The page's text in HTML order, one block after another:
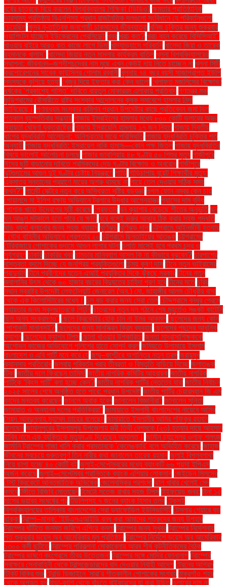
বর্ষের ছাত্রকে বিয়ে করলেন বিশ্ববিদ্যালয় শিক্ষিকা (ভিডিও) ক্ষমতার প্রাতিষ্ঠানিক
ভারসাম্য প্রতিষ্ঠায় বিএনপিসহ প্রধান রাজনৈতিক দলগুলো সংবিধানে যে পরিবর্তনগুলো
চেয়েছিল ক্ষুদ্র নৃ-তাত্বিক জনগোষ্ঠী চাকমাদের জীবনযাত্রা খনিজ চুক্তির জন্য শুক্রবার
ওয়াশিংটন যাচ্ছেন ইউক্রেনের প্রেসিডেন্ট খবর খরচ কত? খরচ বহন করেছে বিসিসিআই"
খাওয়ার বাইরে আরও কত কাজে লাগে ডিম! খাদ্যাভ্যাসে পরিবর্তন খালেদা জিয়া ও তারেক
রহমানকে খালাস'' খালেদা জিয়ার নতুন মামলার কার্যক্রম বাতিল খুলনা বিশ্ববিদ্যালয়ের
স্থাপনা: জীবনানন্দ–জগদীশচন্দ্রের নাম মুছে এখন কেউই দায় নিতে চাচ্ছেন না খুলনা সিটি
করপোরেশনের সাবেক কাউন্সিলর গোলাম রব্বানী খুলনায় ৭৪ বছর বয়সী সাজাপ্রাপ্ত ইউপি
সদস্যকে কুপিয়ে হত্যা খেজুর দিয়ে ইফতার করা কেন ভালো খেলাফত মজলিসের বিক্ষোভ:
ধর্ষকের ‘প্রকাশ্যে শাস্তি’ দাবিতে বায়তুল মোকাররম এলাকায় প্রতিবাদ গণতন্ত্র মঞ্চ
কুড়িগ্রামের রৌমারীতে রাষ্ট্র সংস্কার আন্দোলনের কৃষক সমাবেশে হামলার নিন্দা
জানিয়েছে। গণমাধ্যম সংস্কার কমিশন প্রধান উপদেষ্টার কাছে প্রতিবেদন জমা দিল
গতকাল বৃহস্পতিবার সন্ধ্যায় গাজায় ইসরাইলের হামলার মধ্যে ৮০০ কোটি ডলারের অস্ত্র
সহায়তা ঘোষণা যুক্তরাষ্ট্রের গাজায় ইসরায়েলি হামলায় ১৭ জন নিহত গাজায় দ্বিতীয়
ধাপের যুদ্ধবিরতি আলোচনা: অনিশ্চয়তার মাঝে পরিস্থিতি গাজায় যুদ্ধবিরতি চুক্তির শর্ত
অনুযায়ী গাজায় যুদ্ধবিরতি: ইসরায়েল নাকি হামাস—কোন পক্ষ জিতল গাজায় যুদ্ধবিরতির
বিষয়ে ভালোই আলোচনা চলছে গাজার জাবালিয়ায় ৪৮ ঘণ্টায় ৫০ শিশুর মৃত্যু গাজীপুরে
ঈদের ছুটি বাড়ানোর দাবিতে শ্রমিকদের দেড় ঘণ্টার বিক্ষোভ ও অবরোধ গাজীপুরে
ঝুটগুদামের আগুন দুই ঘণ্টার চেষ্টায় নিয়ন্ত্রণে গাড়ি গাড়িচাপায় বুয়েট শিক্ষার্থীর মৃত্যু:
একমাত্র সন্তানের প্রয়াণে মায়ের অশ্রু থামছে না গায়ে তেল দেওয়ার সঠিক সময়
কখন?" গার্মেন্ট সেক্টরে নতুন করে অস্থিরতা সৃষ্টির ষড়যন্ত্র গুগল ফোন নম্বর কেন চায়
গোয়ালন্দে মা ইলিশ রক্ষায় অভিযানে ট্রলারে উদ্ধার আগ্নেয়াস্ত্র গ্যাসের দাম বৃদ্ধি
পোশাক খাতে উদ্বেগের সৃষ্টি করেছে গ্রেফতার ঘন কুয়াশায় বেড়েছে শীতের অনুভূতি ঘন
ঘন আঙুল মটকালে হতে পারে যে ক্ষতি ঘরে বসেই ভ্রুর আকার ঠিক করার সহজ পদ্ধতি
ঘাড় ব্যথা কমানোর জন্য সহজ ব্যায়াম ঘূর্ণিঝড় ঘূর্ণিঝড় দানা চট্টগ্রামে আইনজীবী হত্যায়
: যৌথ বাহিনীর অভিযানে গ্রেপ্তার ২০ চট্টগ্রামে ছিনতাইয়ের আতঙ্ক চট্টগ্রামের
টেরিবাজারে পোশাকের গুদামে আগুন লাগার ঘটনা চলতি মাসেই হবে প্রথম চন্দ্র ও
সূর্যগ্রহণ চাকরি চাকরির খবর চামড়ার মানিব্যাগ আসল কি না কীভাবে বুঝবেন? চারপাশের
বাস্তবতা বদলে দিচ্ছে যে জনপ্রিয় প্রযুক্তিগুলো চিন্ময় কৃষ্ণ দাস চীনে নতুন ভাইরাসের
প্রাদুর্ভাব চীনে প্রবীণদের যত্নে এআই প্রযুক্তির দিকে ঝুঁকছে সরকার চীনের নতুন
জ্বালানির উৎস থেকে ৬০ হাজার বছরের বিদ্যুতের চাহিদা পূরণ হবে চীনের মতে চুরির
স্থান স্বরাষ্ট্র উপদেষ্টা লেফটেন্যান্ট জেনারেল (অব.) মো. জাহাঙ্গীর আলম চৌধুরীর বাসা
থেকে এক কিলোমিটারের মধ্যে। চুল বড় করার জন্য সেরা তেল চৌদ্দগ্রামে বন্ধুর প্রেমে
সহায়তার জন্য স্কুলছাত্রকে পিটুনি ছাত্রদের নতুন দল গঠনে শেষ মুহূর্তেও সঙ্কট কাটেনি
ছিল অন্য সংক্রমণও" ছেলে ক্রিকেটার হোক চান না উমর আকমল ছেলেদের জন্য কোন
পোশাকটি মানানসই? ছেলেদের জন্য সানস্ক্রিন ক্রিম ব্যবহার ছেলেদের পছন্দের আধুনিক
ফ্যাশন ছেলেদের ফ্যাশন টিপস ছোলা খাওয়ার উপকারিতা জনতা মাদ্রাসাশিক্ষককে
অশোভন কাজের অভিযোগে পুলিশের হাতে সোপর্দ করল জমিয়তে উলামায়ে ইসলাম
বাংলাদেশ ও এবি পার্টি মনে করে যে জম্মু–কাশ্মীরে অশান্তির নতুন তরঙ্গ জরায়ুমুখ
ক্যানসার প্রতিরোধ জলবায়ু পরিবর্তন খরার তীব্রতা ও বিস্তৃতি বাড়িয়ে দিচ্ছে জলাতঙ্ক
টিকা জাতীয় দলে ফিরছেন তামিম! জাতীয় নাগরিক কমিটির আহ্বায়ক জাতীয় নাগরিক
পার্টিকে ‘কিংস পার্টি’ বলা হচ্ছে কেন? জাতীয় নাগরিক পার্টির নেতৃত্বে যারা জাতীয় নির্বাচন
২০২৫ সালের শেষে অনুষ্ঠিত হতে পারে: প্রধান উপদেষ্টা জাতীয় পার্টির চেয়ারম্যান জি এম
কাদের মন্তব্য করেছেন জানলে অবাক হবেন জানালেন বিজ্ঞানীরা" জানালেন সুনিতা
জামায়াত ও অন্যান্য দলের প্রতিক্রিয়া'' জামায়াতে ইসলামী বাংলাদেশের নায়েবে আমির
সৈয়দ আবদুল্লাহ মুহাম্মদ তাহের বলেছেন জামায়াতে ইসলামীর আমির শফিকুর রহমান
বলেছেন জামালপুরের ইসলামপুর উপজেলায় স্ত্রী তিথী বেগমকে (২৩) হত্যার দায়ে আহসান
হাবিব নামে এক ব্যক্তিকে মৃত্যুদণ্ড দিয়েছেন আদালত। জার্মান চ্যান্সেলর ওলাফ শলৎজ
জার্মানি ট্রাম্পের গাজা খালি করার প্রস্তাবকে 'কেলেঙ্কারি' বলে অভিহিত করেছে জাহাজ
জীবনের সবচেয়ে গুরুত্বপূর্ণ তিন নারীর কথা জানালেন তারেক রহমান জুলাই বিপ্লবগাথা
নিয়ে ছাপা হচ্ছে ৪০ কোটি বই জুলাই-সেপ্টেম্বরের মধ্যে ব্যাংকটি ৬৬ পয়সা ইপিএস
অর্জন করেছে জুলাই–সেপ্টেম্বর প্রান্তিকে ব্যাংক এশিয়ার লোকসান জেইডেন সিলসের
টেস্ট ক্রিকেটে আন্তর্জাতিক অভিষেক জেলেনস্কির প্রশংসা ঝাল খাবার খেলেই মেদ
কমবে টঙ্গীতে বিজিবি মোতায়েন টমেটো সতেজ রাখার সহজ টিপস টাইফয়েড জ্বর: টানা ১৫
মাসের ভয়াবহ সংঘর্ষের পর টিউলিপসহ ৭ জনের ব্যাংক হিসাব তলব টেকসই
বিশ্ববিদ্যালয়ের তালিকায় বাংলাদেশের সেরা ড্যাফোডিল ইউনিভার্সিটি টেসলার শেয়ারে বড়
ধাক্কা ট্রাম্প–মাস্ক: ‘ইউএসএআইডি বন্ধ করা আমাদের শত্রুদের জন্য উপহার
ট্রাম্পের ঘাঁটিতে জনমত জরিপে এগিয়ে কমলা ট্রাম্পের জন্য সুখবর ট্রাম্পের নির্দেশনায়
গত শুক্রবার ভয়েস অব আমেরিকার মূল প্রতিষ্ঠান ট্রাম্পের নির্দেশে ভয়েস অব আমেরিকার
১৩০০ কর্মী ছুটিতে ট্রাম্পের পরিকল্পনা মোকাবেলায় আরব শীর্ষ কূটনীতিকদের বৈঠক
ট্রাম্পের ভাষণে কংগ্রেসে তীব্র উত্তেজনা ট্রাম্পের সঙ্গে মোদির ফোনালাপ ট্রাম্পের
স্বাক্ষরে সেনাবাহিনী থেকে ট্রান্সজেন্ডারদের বাদ দেওয়ার নির্বাহী আদেশ ট্রেনের অগ্রিম
টিকিট বিক্রি শুরু ট্রেন্ডি ডিজাইনে 'সারা'র শীতকালীন পোশাকের সংগ্রহ ঠাকুরগাঁও শহর
থেকে অপহৃত হন ঠান্ডা-কাশি থেকে বাঁচতে বাইকারদের যা করা উচিত ডলারের দাম না